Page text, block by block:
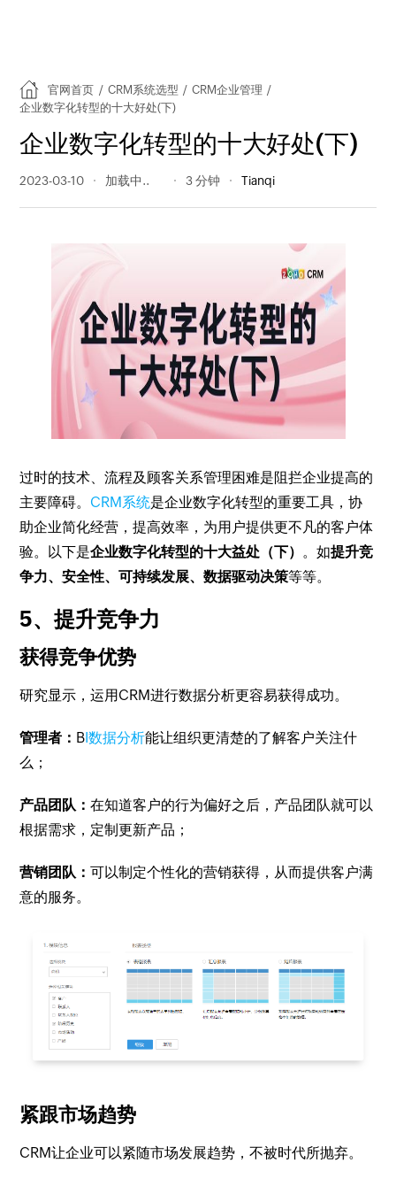
官网首页 / CRM系统选型 / CRM企业管理 /
企业数字化转型的十大好处(下)
企业数字化转型的十大好处(下)
2023-03-10 318 阅读量 3 分钟 Tianqi
过时的技术、流程及顾客关系管理困难是阻拦企业提高的
主要障碍。 CRM系统是企业数字化转型的重要工具，协
助企业简化经营，提高效率，为用户提供更不凡的客户体
验。以下是企业数字化转型的十大益处（下） 。如提升竞
争力、安全性、可持续发展、数据驱动决策等等。
5、提升竞争力
获得竞争优势
研究显示，运用CRM进行数据分析更容易获得成功。
管理者： BI数据分析能让组织更清楚的了解客户关注什
么；
产品团队：在知道客户的行为偏好之后，产品团队就可以
根据需求，定制更新产品；
营销团队：可以制定个性化的营销获得，从而提供客户满
意的服务。
紧跟市场趋势
CRM让企业可以紧随市场发展趋势，不被时代所抛弃。